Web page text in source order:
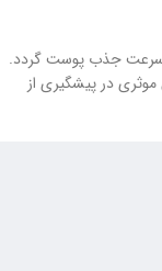
سرعت جذب پوست گردد.
در پیشگیری از